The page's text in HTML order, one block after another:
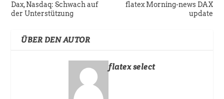
Dax, Nasdaq: Schwach auf
der Unterstützung
flatex Morning-news DAX
update
ÜBER DEN AUTOR
flatex select